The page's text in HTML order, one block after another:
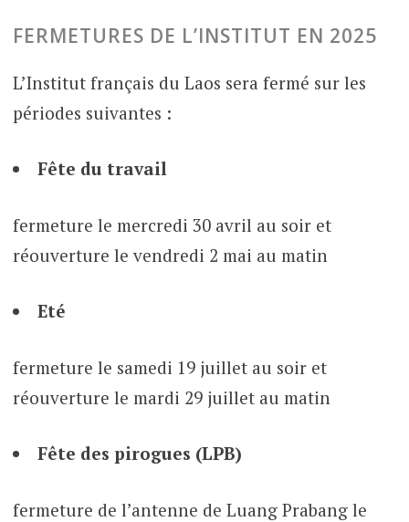
FERMETURES DE L’INSTITUT EN 2025
L’Institut français du Laos sera fermé sur les
périodes suivantes :
Fête du travail
fermeture le mercredi 30 avril au soir et
réouverture le vendredi 2 mai au matin
Eté
fermeture le samedi 19 juillet au soir et
réouverture le mardi 29 juillet au matin
Fête des pirogues (LPB)
fermeture de l’antenne de Luang Prabang le